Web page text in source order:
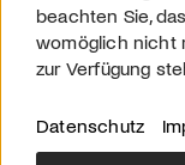
beachten Sie,
womöglich nicht
zur Verfügung
Datenschutz